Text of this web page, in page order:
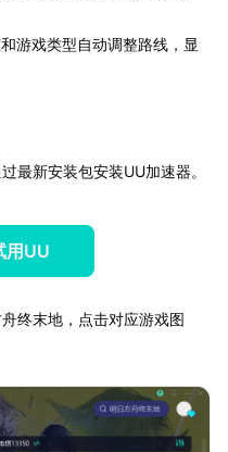
游戏类型自动调整路线，显
最新安装包安装UU加速器。
用UU
终末地，点击对应游戏图